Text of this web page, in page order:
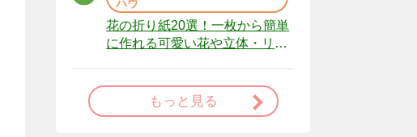
ハウ
花の折り紙20選！一枚から簡単
に作れる可愛い花や立体・リー
もっと見る